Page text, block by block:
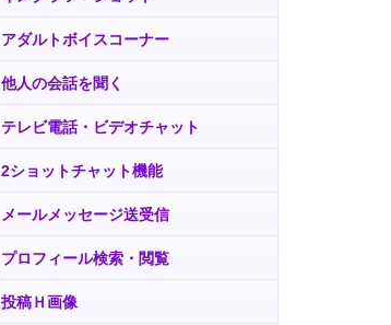
アダルトボイスコーナー
他人の会話を聞く
テレビ電話・ビデオチャット
2ショットチャット機能
メールメッセージ送受信
プロフィール検索・閲覧
投稿Ｈ画像